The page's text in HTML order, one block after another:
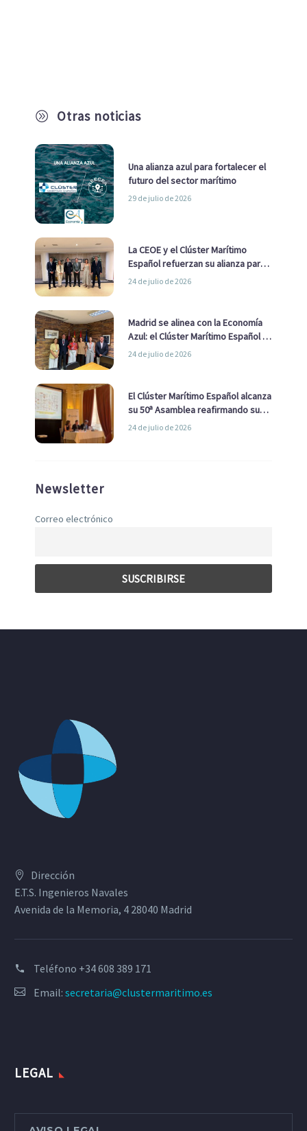
A Otras noticias
Una alianza azul para fortalecer el
futuro del sector marítimo
29 de julio de 2026
La CEOE y el Clúster Marítimo
Español refuerzan su alianza para
impulsar una estrategia Nacional
24 de julio de 2026
Madrid se alinea con la Economía
Azul: el Clúster Marítimo Español y
la Real Liga Naval avanzan alianzas
24 de julio de 2026
El Clúster Marítimo Español alcanza
su 50ª Asamblea reafirmando su
liderazgo en la Economía Azul
24 de julio de 2026
Newsletter
Correo electrónico
Dirección
E.T.S. Ingenieros Navales
Avenida de la Memoria, 4 28040 Madrid
Teléfono +34 608 389 171
Email: secretaria@clustermaritimo.es
LEGAL